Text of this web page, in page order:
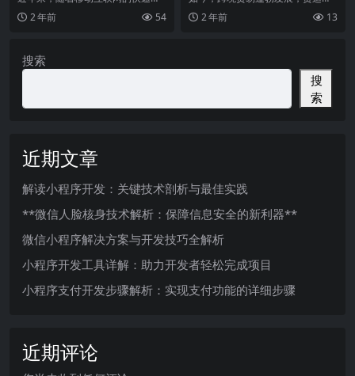
展，小程序成为了各大企业以及个
人开发者争相推崇的应
2 年前 54
理行业成为了一个备受关注的热门
行业。作为货运代理，
2 年前 13
搜索
搜
索
近期文章
解读小程序开发：关键技术剖析与最佳实践
**微信人脸核身技术解析：保障信息安全的新利器**
微信小程序解决方案与开发技巧全解析
小程序开发工具详解：助力开发者轻松完成项目
小程序支付开发步骤解析：实现支付功能的详细步骤
近期评论